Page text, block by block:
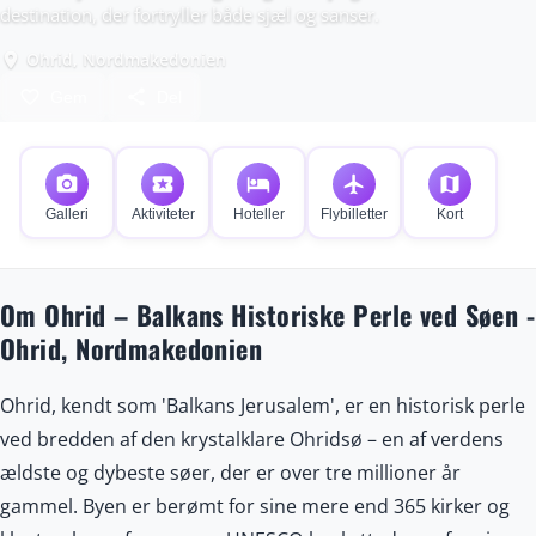
destination, der fortryller både sjæl og sanser.
place Ohrid, Nordmakedonien
photo_camera
Galleri
local_activity
Aktiviteter
hotel
Hoteller
flight
Flybilletter
map
Kort
Om Ohrid – Balkans Historiske Perle ved Søen -
Ohrid, Nordmakedonien
Ohrid, kendt som 'Balkans Jerusalem', er en historisk perle
ved bredden af den krystalklare Ohridsø – en af verdens
ældste og dybeste søer, der er over tre millioner år
gammel. Byen er berømt for sine mere end 365 kirker og